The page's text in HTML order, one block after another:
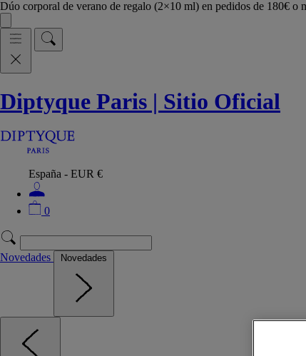
Dúo corporal de verano de regalo (2×10 ml) en pedidos de 180€ o
Diptyque Paris | Sitio Oficial
España - EUR €
0
Novedades Novedades